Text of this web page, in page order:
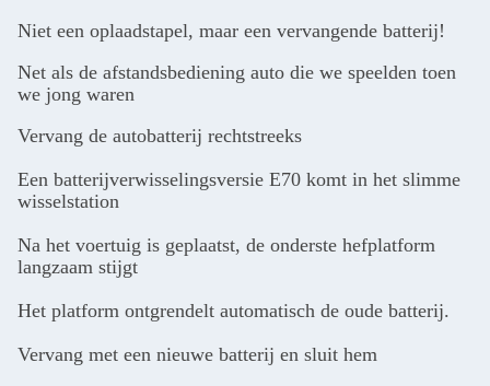
Niet een oplaadstapel, maar een vervangende batterij!
Net als de afstandsbediening auto die we speelden toen
we jong waren
Vervang de autobatterij rechtstreeks
Een batterijverwisselingsversie E70 komt in het slimme
wisselstation
Na het voertuig is geplaatst, de onderste hefplatform
langzaam stijgt
Het platform ontgrendelt automatisch de oude batterij.
Vervang met een nieuwe batterij en sluit hem